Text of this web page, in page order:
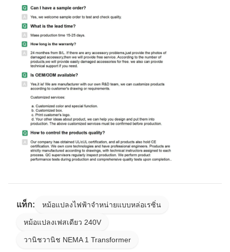
แท็ก: หม้อแปลงไฟฟ้าจำหน่ายแบบหล่อเรซิ่น
หม้อแปลงเฟสเดียว 240V
วานิชวานิช NEMA 1 Transformer